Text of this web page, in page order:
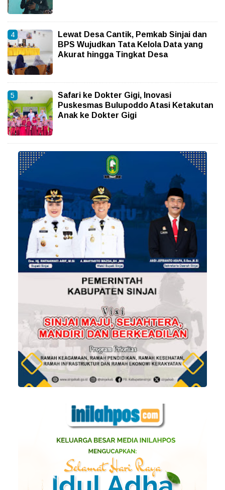
Lewat Desa Cantik, Pemkab Sinjai dan
BPS Wujudkan Tata Kelola Data yang
Akurat hingga Tingkat Desa
Safari ke Dokter Gigi, Inovasi
Puskesmas Bulupoddo Atasi Ketakutan
Anak ke Dokter Gigi